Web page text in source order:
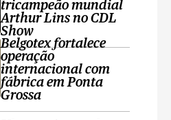
tricampeão mundial
Arthur Lins no CDL
Show
Belgotex fortalece
operação
internacional com
fábrica em Ponta
Grossa